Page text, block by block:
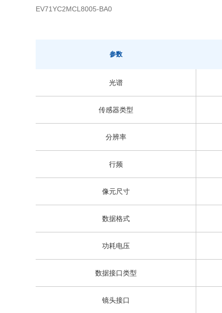
EV71YC2MCL8005-BA0
参数
光谱
传感器类型
分辨率
行频
像元尺寸
数据格式
功耗电压
数据接口类型
镜头接口